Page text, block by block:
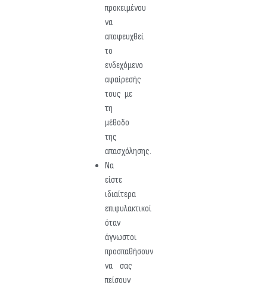
προκειμένου
να
αποφευχθεί
το
ενδεχόμενο
αφαίρεσής
τους με
τη
μέθοδο
της
απασχόλησης.
Να
είστε
ιδιαίτερα
επιφυλακτικοί
όταν
άγνωστοι
προσπαθήσουν
να σας
πείσουν